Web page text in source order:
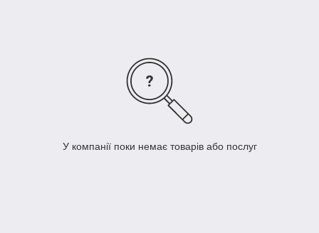
У компанії поки немає товарів або послуг